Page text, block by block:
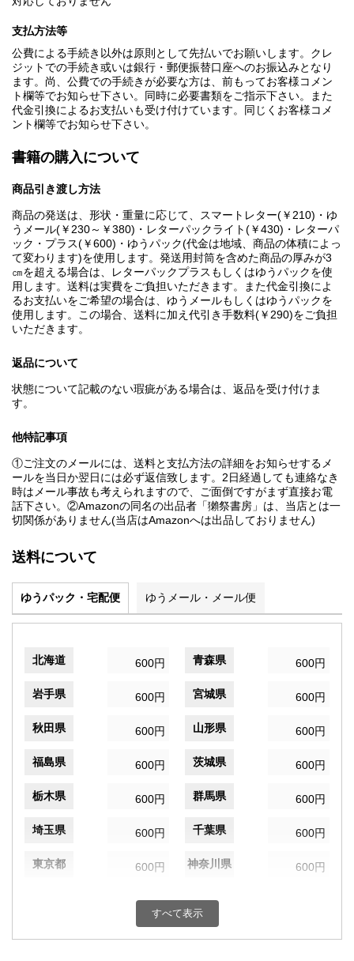
支払方法等
公費による手続き以外は原則として先払いでお願いします。クレ
ジットでの手続き或いは銀行・郵便振替口座へのお振込みとなり
ます。尚、公費での手続きが必要な方は、前もってお客様コメン
ト欄等でお知らせ下さい。同時に必要書類をご指示下さい。また
代金引換によるお支払いも受け付けています。同じくお客様コメ
ント欄等でお知らせ下さい。
書籍の購入について
商品引き渡し方法
商品の発送は、形状・重量に応じて、スマートレター(￥210)・ゆ
うメール(￥230～￥380)・レターパックライト(￥430)・レターパ
ック・プラス(￥600)・ゆうパック(代金は地域、商品の体積によっ
て変わります)を使用します。発送用封筒を含めた商品の厚みが3
㎝を超える場合は、レターパックプラスもしくはゆうパックを使
用します。送料は実費をご負担いただきます。また代金引換によ
るお支払いをご希望の場合は、ゆうメールもしくはゆうパックを
使用します。この場合、送料に加え代引き手数料(￥290)をご負担
いただきます。
返品について
状態について記載のない瑕疵がある場合は、返品を受け付けま
す。
他特記事項
①ご注文のメールには、送料と支払方法の詳細をお知らせするメ
ールを当日か翌日には必ず返信致します。2日経過しても連絡なき
時はメール事故も考えられますので、ご面倒ですがまず直接お電
話下さい。②Amazonの同名の出品者「獺祭書房」は、当店とは一
切関係がありません(当店はAmazonへは出品しておりません)
送料について
ゆうパック・宅配便 ゆうメール・メール便
北海道 600円 青森県 600円
岩手県 600円 宮城県 600円
秋田県 600円 山形県 600円
福島県 600円 茨城県 600円
栃木県 600円 群馬県 600円
埼玉県 600円 千葉県 600円
東京都 600円 神奈川県 600円
600円 富山県
すべて表示